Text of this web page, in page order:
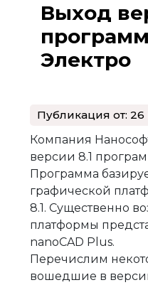
Выход
Электро
Публикация от: 26
Компания
версии 8.1
Программа
графической
8.1. Существенно
платформы
nanoCAD Plus.
Перечислим
вошедшие в